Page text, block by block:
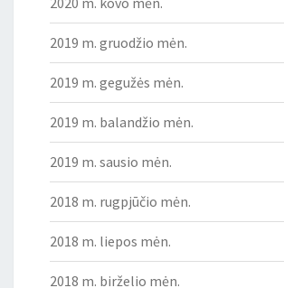
2019 m. gruodžio mėn.
2019 m. gegužės mėn.
2019 m. balandžio mėn.
2019 m. sausio mėn.
2018 m. rugpjūčio mėn.
2018 m. liepos mėn.
2018 m. birželio mėn.